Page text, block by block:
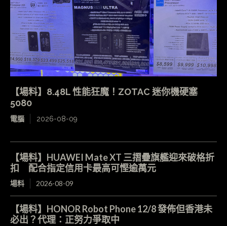
【場料】8.48L 性能狂魔！ZOTAC 迷你機硬塞
5080
電腦 2026-08-09
【場料】HUAWEI Mate XT 三摺疊旗艦迎來破格折
扣 配合指定信用卡最高可慳逾萬元
場料 2026-08-09
【場料】HONOR Robot Phone 12/8 發佈但香港未
必出？代理：正努力爭取中